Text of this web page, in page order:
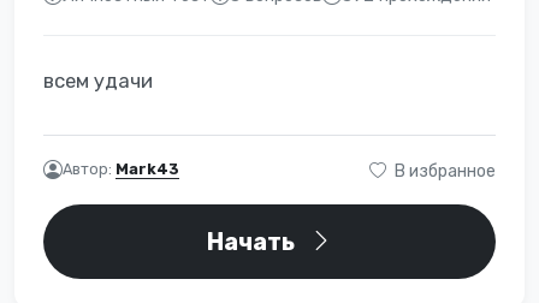
всем удачи
Автор: Mark43 В избранное
Начать